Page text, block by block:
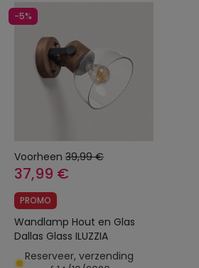
-5%
Voorheen 39,99 €
37,99 €
PROMO
Wandlamp Hout en Glas
Dallas Glass ILUZZIA
Reserveer, verzending